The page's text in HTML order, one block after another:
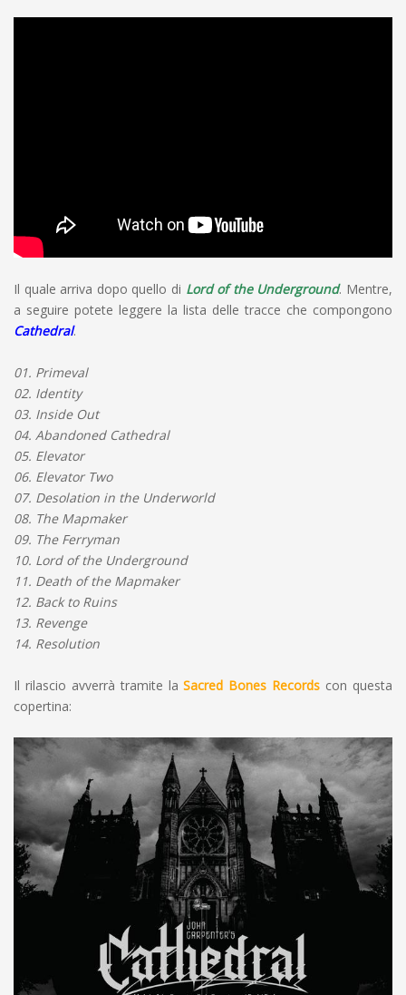
Il quale arriva dopo quello di Lord of the Underground. Mentre,
a seguire potete leggere la lista delle tracce che compongono
Cathedral.
01. Primeval
02. Identity
03. Inside Out
04. Abandoned Cathedral
05. Elevator
06. Elevator Two
07. Desolation in the Underworld
08. The Mapmaker
09. The Ferryman
10. Lord of the Underground
11. Death of the Mapmaker
12. Back to Ruins
13. Revenge
14. Resolution
Il rilascio avverrà tramite laSacred Bones Records con questa
copertina: